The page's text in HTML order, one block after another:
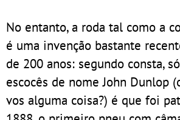
No entanto, a roda tal como a
é uma invenção bastante
de 200 anos: segundo consta,
escocês de nome John Dunlop
vos alguma coisa?) é que foi